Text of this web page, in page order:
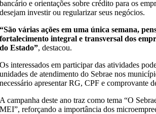
bancário e orientações sobre crédito para os
desejam investir ou regularizar seus negócios.
“São várias ações em uma única semana,
fortalecimento integral e transversal dos
do Estado”, destacou.
Os interessados em participar das atividades
unidades de atendimento do Sebrae nos
necessário apresentar RG, CPF e comprovante
A campanha deste ano traz como tema “O
MEI”, reforçando a importância dos